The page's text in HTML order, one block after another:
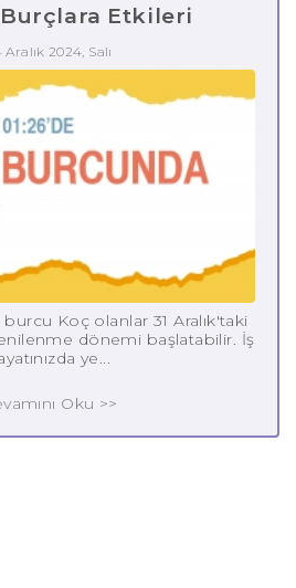
Burçlara Etkileri
Aralık 2024, Salı
Koç olanlar 31 Aralık'taki
dönemi başlatabilir. İş
ye...
Oku >>